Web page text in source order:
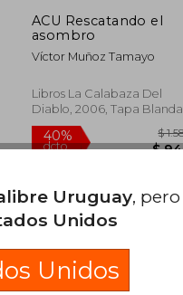
ACU Rescatando el
asombro
Víctor Muñoz Tamayo
Libros La Calabaza Del
Diablo, 2006, Tapa Blanda,
Nuevo
Uruguay, pero
Unidos
Unidos